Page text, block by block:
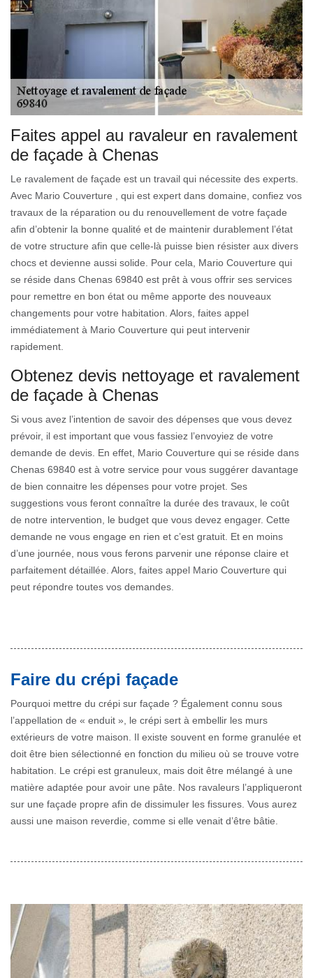
Faites appel au ravaleur en ravalement
de façade à Chenas
Le ravalement de façade est un travail qui nécessite des experts.
Avec Mario Couverture , qui est expert dans domaine, confiez vos
travaux de la réparation ou du renouvellement de votre façade
afin d’obtenir la bonne qualité et de maintenir durablement l’état
de votre structure afin que celle-là puisse bien résister aux divers
chocs et devienne aussi solide. Pour cela, Mario Couverture qui
se réside dans Chenas 69840 est prêt à vous offrir ses services
pour remettre en bon état ou même apporte des nouveaux
changements pour votre habitation. Alors, faites appel
immédiatement à Mario Couverture qui peut intervenir
rapidement.
Obtenez devis nettoyage et ravalement
de façade à Chenas
Si vous avez l’intention de savoir des dépenses que vous devez
prévoir, il est important que vous fassiez l’envoyiez de votre
demande de devis. En effet, Mario Couverture qui se réside dans
Chenas 69840 est à votre service pour vous suggérer davantage
de bien connaitre les dépenses pour votre projet. Ses
suggestions vous feront connaître la durée des travaux, le coût
de notre intervention, le budget que vous devez engager. Cette
demande ne vous engage en rien et c’est gratuit. Et en moins
d’une journée, nous vous ferons parvenir une réponse claire et
parfaitement détaillée. Alors, faites appel Mario Couverture qui
peut répondre toutes vos demandes.
Faire du crépi façade
Pourquoi mettre du crépi sur façade ? Également connu sous
l’appellation de « enduit », le crépi sert à embellir les murs
extérieurs de votre maison. Il existe souvent en forme granulée et
doit être bien sélectionné en fonction du milieu où se trouve votre
habitation. Le crépi est granuleux, mais doit être mélangé à une
matière adaptée pour avoir une pâte. Nos ravaleurs l’appliqueront
sur une façade propre afin de dissimuler les fissures. Vous aurez
aussi une maison reverdie, comme si elle venait d’être bâtie.